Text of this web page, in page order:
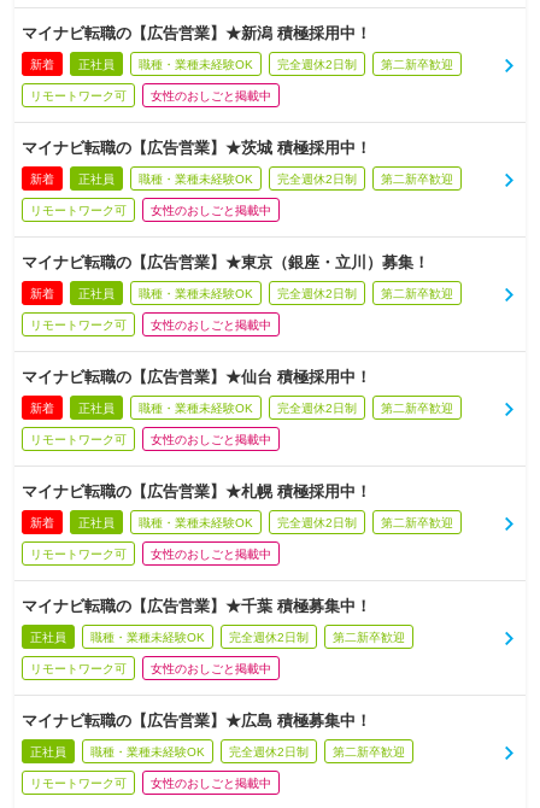
マイナビ転職の【広告営業】★新潟 積極採用中！
新着 正社員 職種・業種未経験OK 完全週休2日制 第二新卒歓迎
リモートワーク可 女性のおしごと掲載中
マイナビ転職の【広告営業】★茨城 積極採用中！
新着 正社員 職種・業種未経験OK 完全週休2日制 第二新卒歓迎
リモートワーク可 女性のおしごと掲載中
マイナビ転職の【広告営業】★東京（銀座・立川）募集！
新着 正社員 職種・業種未経験OK 完全週休2日制 第二新卒歓迎
リモートワーク可 女性のおしごと掲載中
マイナビ転職の【広告営業】★仙台 積極採用中！
新着 正社員 職種・業種未経験OK 完全週休2日制 第二新卒歓迎
リモートワーク可 女性のおしごと掲載中
マイナビ転職の【広告営業】★札幌 積極採用中！
新着 正社員 職種・業種未経験OK 完全週休2日制 第二新卒歓迎
リモートワーク可 女性のおしごと掲載中
マイナビ転職の【広告営業】★千葉 積極募集中！
正社員 職種・業種未経験OK 完全週休2日制 第二新卒歓迎
リモートワーク可 女性のおしごと掲載中
マイナビ転職の【広告営業】★広島 積極募集中！
正社員 職種・業種未経験OK 完全週休2日制 第二新卒歓迎
リモートワーク可 女性のおしごと掲載中